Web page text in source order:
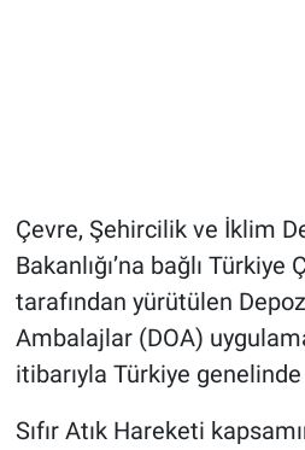
Çevre, Şehircilik ve İklim
Bakanlığı’na bağlı Türkiye
tarafından yürütülen
Ambalajlar (DOA)
itibarıyla Türkiye
Sıfır Atık Hareketi